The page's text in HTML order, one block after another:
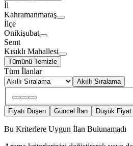
İl
Kahramanmaraş
İlçe
Onikişubat
Semt
Kısıklı Mahallesi
Tümünü Temizle
Tüm İlanlar
Akıllı Sıralama
Fiyatı Düşen Güncel İlan Düşük Fiyat
Bu Kriterlere Uygun İlan Bulunamadı